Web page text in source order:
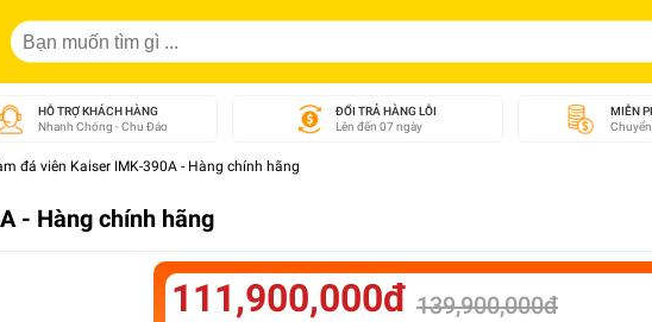
HỖ TRỢ KHÁCH HÀNG
Nhanh Chóng - Chu Đáo
ĐỔI TRẢ HÀNG LỖI
Lên đến 07 ngày
MIỄN
đá viên Kaiser IMK-390A - Hàng chính hãng
- Hàng chính hãng
111,900,000đ 139,900,000đ